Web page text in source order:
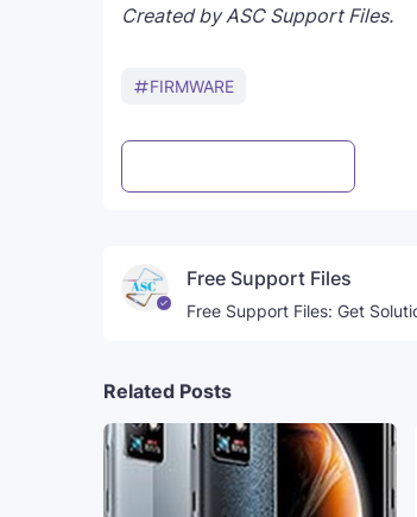
Created by ASC Support Files.
FIRMWARE
Free Support Files
Free Support Files: Get
Related Posts